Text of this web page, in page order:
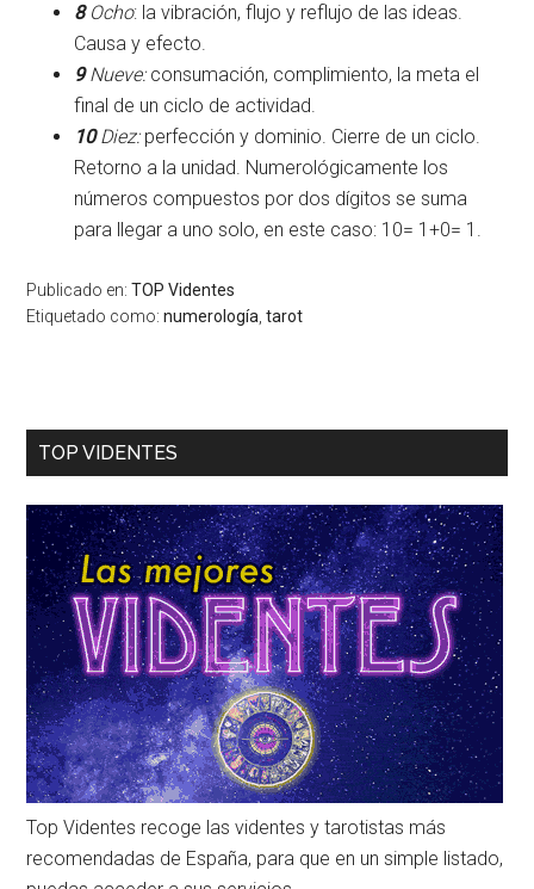
8Ocho: la vibración, flujo y reflujo de las ideas.
Causa y efecto.
9Nueve:consumación, complimiento, la meta el
final de un ciclo de actividad.
10Diez:perfección y dominio. Cierre de un ciclo.
Retorno a la unidad. Numerológicamente los
números compuestos por dos dígitos se suma
para llegar a uno solo, en este caso: 10= 1+0= 1.
Publicado en:TOP Videntes
Etiquetado como:numerología,tarot
TOP VIDENTES
Top Videntes recoge las videntes y tarotistas más
recomendadas de España, para que en un simple listado,